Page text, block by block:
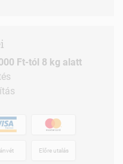
Ft-tól 8 kg alatt
Előre utalás